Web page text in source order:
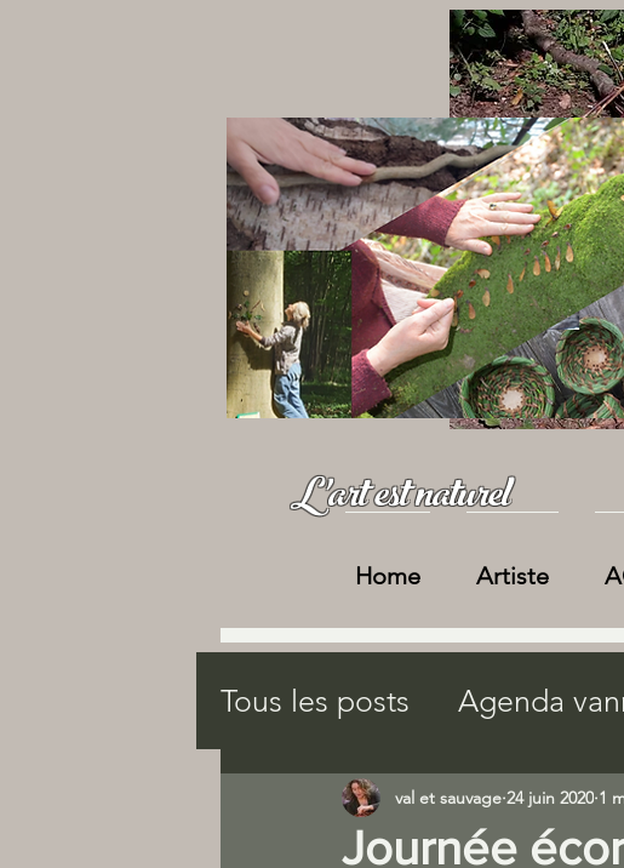
Home Artiste
L'art est naturel
Tous les posts Agenda
Gîte "Au val vert"
Journée
val et sauvage 24 juin 2020 1